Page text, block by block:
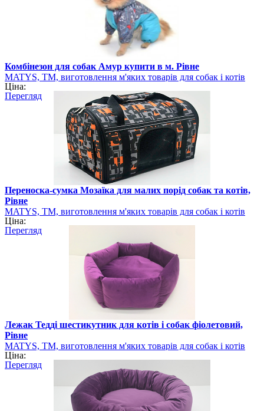
Комбінезон для собак Амур купити в м. Рівне
MATYS, ТМ, виготовлення м'яких товарів для собак і котів
Ціна:
Перегляд
Переноска-сумка Мозаїка для малих порід собак та котів,
Рівне
MATYS, ТМ, виготовлення м'яких товарів для собак і котів
Ціна:
Перегляд
Лежак Тедді шестикутник для котів і собак фіолетовий,
Рівне
MATYS, ТМ, виготовлення м'яких товарів для собак і котів
Ціна:
Перегляд